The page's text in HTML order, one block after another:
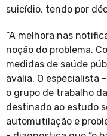
suicídio, tendo por
“A melhora nas
noção do problema.
medidas de saúde
avalia. O especialista
o grupo de trabalho
destinado ao estudo
automutilação e